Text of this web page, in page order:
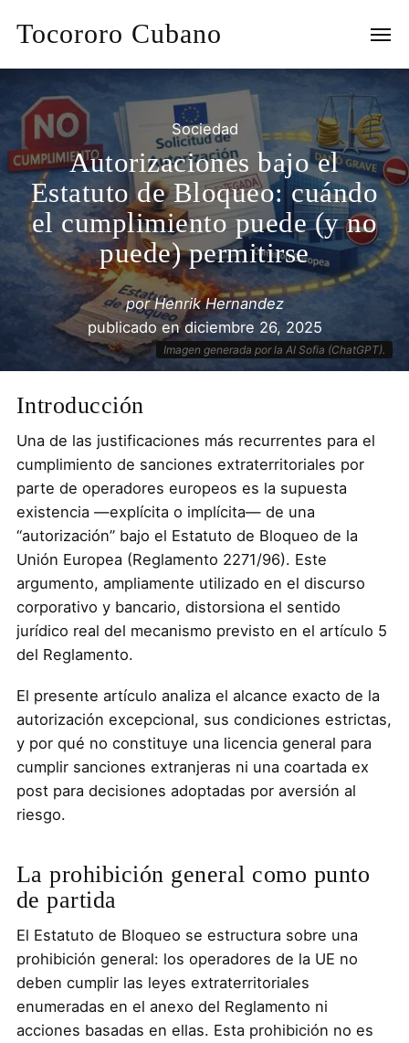
Tocororo Cubano
Sociedad
Autorizaciones bajo el
Estatuto de Bloqueo: cuándo
el cumplimiento puede (y no
puede) permitirse
porHenrik Hernandez
publicado endiciembre 26, 2025
Imagen generada por la AI Sofia (ChatGPT).
Introducción
Una de las justificaciones más recurrentes para el
cumplimiento de sanciones extraterritoriales por
parte de operadores europeos es la supuesta
existencia —explícita o implícita— de una
“autorización” bajo el Estatuto de Bloqueo de la
Unión Europea (Reglamento 2271/96). Este
argumento, ampliamente utilizado en el discurso
corporativo y bancario, distorsiona el sentido
jurídico real del mecanismo previsto en el artículo 5
del Reglamento.
El presente artículo analiza el alcance exacto de la
autorización excepcional, sus condiciones estrictas,
y por qué no constituye una licencia general para
cumplir sanciones extranjeras ni una coartada ex
post para decisiones adoptadas por aversión al
riesgo.
La prohibición general como punto
de partida
El Estatuto de Bloqueo se estructura sobre una
prohibición general: los operadores de la UE no
deben cumplir las leyes extraterritoriales
enumeradas en el anexo del Reglamento ni
acciones basadas en ellas. Esta prohibición no es